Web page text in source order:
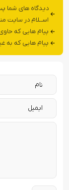
دیدگاه های شما
اســلام در سایت
پیام هایی که
پیام هایی که به